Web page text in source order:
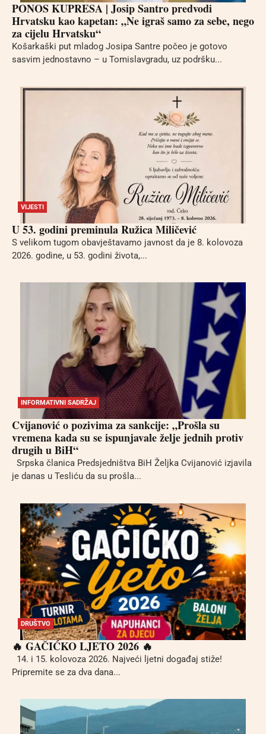
PONOS KUPRESA | Josip Santro predvodi
Hrvatsku kao kapetan: „Ne igraš samo za sebe, nego
za cijelu Hrvatsku“
Košarkaški put mladog Josipa Santre počeo je gotovo
sasvim jednostavno – u Tomislavgradu, uz podršku...
VIJESTI
U 53. godini preminula Ružica Miličević
S velikom tugom obavještavamo javnost da je 8. kolovoza
2026. godine, u 53. godini života,...
INFORMATIVNI SADRŽAJ
Cvijanović o pozivima za sankcije: „Prošla su
vremena kada su se ispunjavale želje jednih protiv
drugih u BiH“
Srpska članica Predsjedništva BiH Željka Cvijanović izjavila
je danas u Tesliću da su prošla...
DRUŠTVO
🔥 GAČIĆKO LJETO 2026 🔥
14. i 15. kolovoza 2026. Najveći ljetni događaj stiže!
Pripremite se za dva dana...